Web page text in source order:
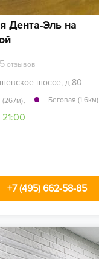
Дента-Эль на
5 отзывов
шоссе, д.80
, Беговая (1.6км)
+7 (495) 662-58-85